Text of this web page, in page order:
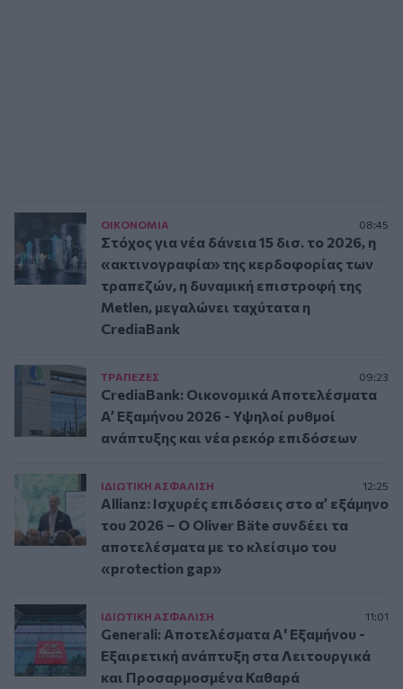
ΟΙΚΟΝΟΜΙΑ 08:45
Στόχος για νέα δάνεια 15 δισ. το 2026, η
«ακτινογραφία» της κερδοφορίας των
τραπεζών, η δυναμική επιστροφή της
Metlen, μεγαλώνει ταχύτατα η
CrediaBank
ΤΡAΠΕΖΕΣ 09:23
CrediaBank: Οικονομικά Αποτελέσματα
A’ Εξαμήνου 2026 - Υψηλοί ρυθμοί
ανάπτυξης και νέα ρεκόρ επιδόσεων
ΙΔΙΩΤΙΚΗ ΑΣΦAΛΙΣΗ 12:25
Allianz: Ισχυρές επιδόσεις στο α’ εξάμηνο
του 2026 – Ο Oliver Bäte συνδέει τα
αποτελέσματα με το κλείσιμο του
«protection gap»
ΙΔΙΩΤΙΚΗ ΑΣΦAΛΙΣΗ 11:01
Generali: Αποτελέσματα Α' Εξαμήνου -
Εξαιρετική ανάπτυξη στα Λειτουργικά
και Προσαρμοσμένα Καθαρά